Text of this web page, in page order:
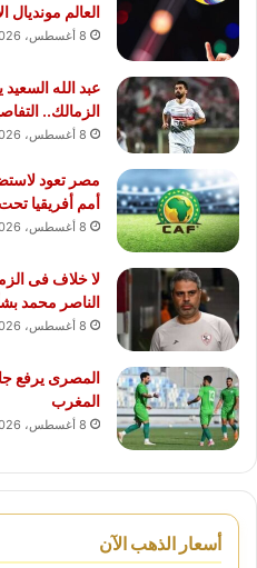
العالم مونديال
8 أغسطس، 2026
عبد الله
الزمالك..
8 أغسطس، 2026
مصر تعود
أمم أفريقيا تحت 23 عامًا 2027
8 أغسطس، 2026
لا خلاف فى
الناصر محمد
8 أغسطس، 2026
المغرب
8 أغسطس، 2026
أسعار الذهب الآن